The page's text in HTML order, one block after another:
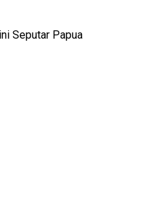
Seputar Papua